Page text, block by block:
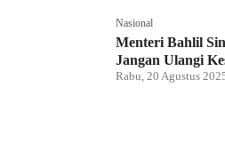
Nasional
Menteri Bahlil
Jangan Ulangi
Rabu, 20 Agustus